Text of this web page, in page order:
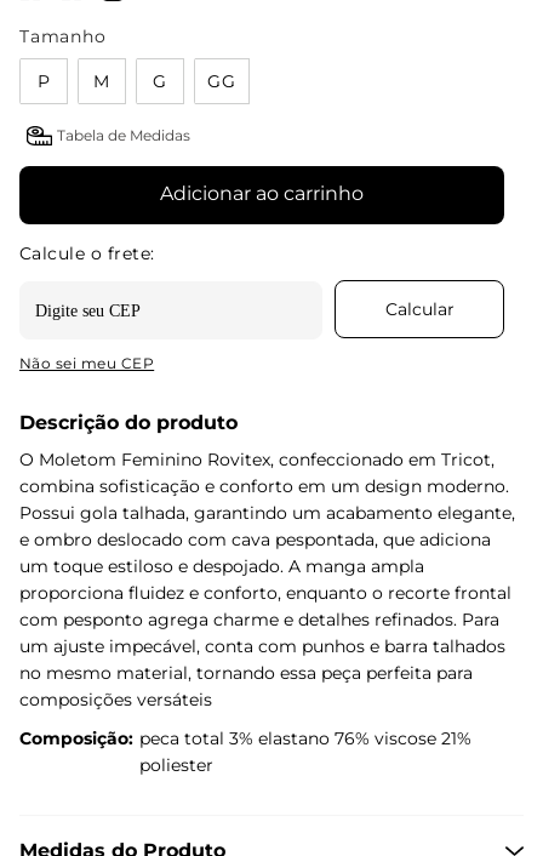
Tamanho
P M G GG
Tabela de Medidas
Adicionar ao carrinho
Não sei meu CEP
Descrição do produto
O Moletom Feminino Rovitex, confeccionado em Tricot,
combina sofisticação e conforto em um design moderno.
Possui gola talhada, garantindo um acabamento elegante,
e ombro deslocado com cava pespontada, que adiciona
um toque estiloso e despojado. A manga ampla
proporciona fluidez e conforto, enquanto o recorte frontal
com pesponto agrega charme e detalhes refinados. Para
um ajuste impecável, conta com punhos e barra talhados
no mesmo material, tornando essa peça perfeita para
composições versáteis
Composição: peca total 3% elastano 76% viscose 21%
poliester
Medidas do Produto